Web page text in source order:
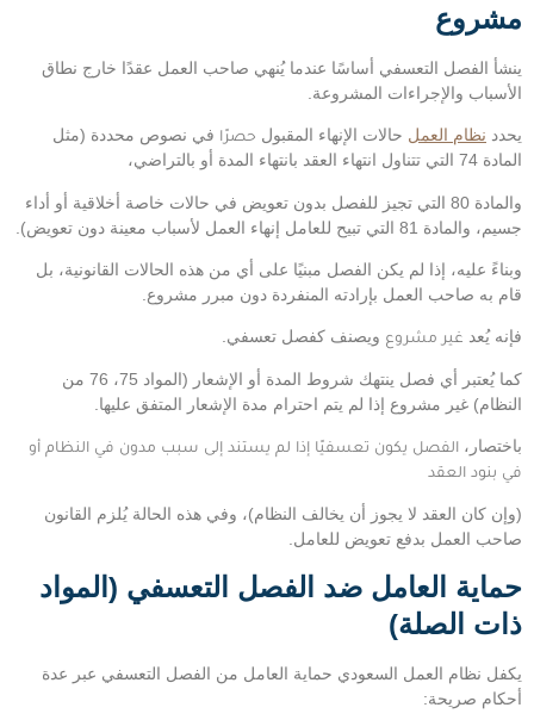
مشروع
ينشأ الفصل التعسفي أساسًا عندما يُنهي صاحب العمل عقدًا خارج نطاق
الأسباب والإجراءات المشروعة.
يحدد نظام العمل حالات الإنهاء المقبول حصرًا في نصوص محددة (مثل
المادة 74 التي تتناول انتهاء العقد بانتهاء المدة أو بالتراضي،
والمادة 80 التي تجيز للفصل بدون تعويض في حالات خاصة أخلاقية أو أداء
جسيم، والمادة 81 التي تبيح للعامل إنهاء العمل لأسباب معينة دون تعويض).
وبناءً عليه، إذا لم يكن الفصل مبنيًا على أي من هذه الحالات القانونية، بل
قام به صاحب العمل بإرادته المنفردة دون مبرر مشروع.
فإنه يُعد غير مشروع ويصنف كفصل تعسفي.
كما يُعتبر أي فصل ينتهك شروط المدة أو الإشعار (المواد 75، 76 من
النظام) غير مشروع إذا لم يتم احترام مدة الإشعار المتفق عليها.
باختصار، الفصل يكون تعسفيًا إذا لم يستند إلى سبب مدون في النظام أو
في بنود العقد
(وإن كان العقد لا يجوز أن يخالف النظام)، وفي هذه الحالة يُلزم القانون
صاحب العمل بدفع تعويض للعامل.
حماية العامل ضد الفصل التعسفي (المواد
ذات الصلة)
يكفل نظام العمل السعودي حماية العامل من الفصل التعسفي عبر عدة
أحكام صريحة: